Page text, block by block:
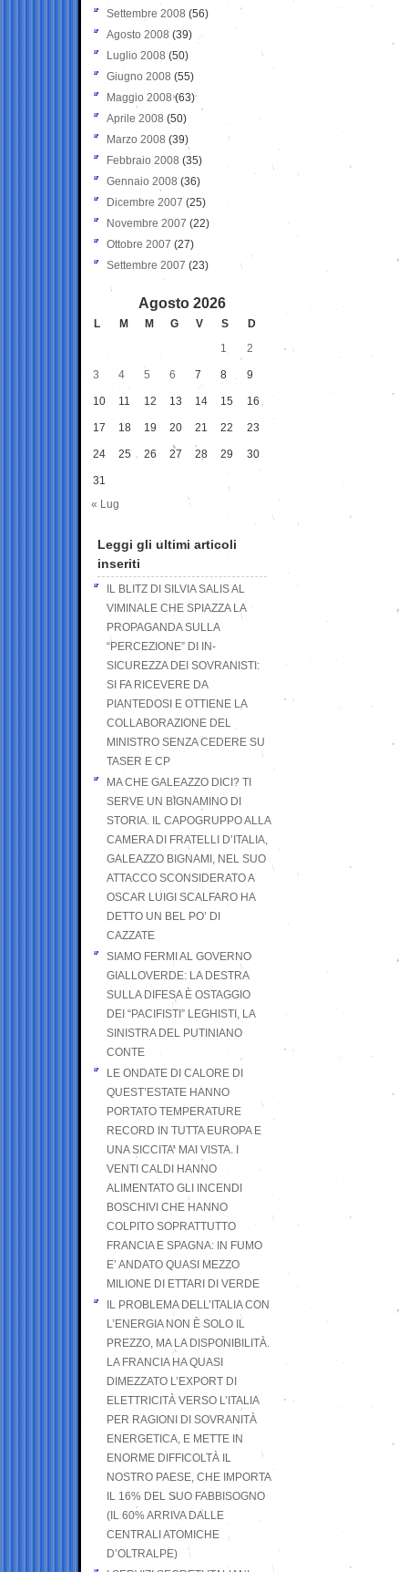
Settembre 2008 (56)
Agosto 2008 (39)
Luglio 2008 (50)
Giugno 2008 (55)
Maggio 2008(63)
Aprile 2008 (50)
Marzo 2008 (39)
Febbraio 2008 (35)
Gennaio 2008 (36)
Dicembre 2007 (25)
Novembre 2007 (22)
Ottobre 2007 (27)
Settembre 2007 (23)
Agosto 2026
L M M G V S
D
1
2
3 4 5 6 7 8 9
10 11 12 13 14 15 16
17 18 19 20 21 22 23
24 25 26 27 28 29 30
31
« Lug
Leggi gli ultimi articoli
inseriti
IL BLITZ DI SILVIA SALIS AL
VIMINALE CHE SPIAZZA LA
PROPAGANDA SULLA
“PERCEZIONE” DI IN-
SICUREZZA DEI SOVRANISTI:
SI FA RICEVERE DA
PIANTEDOSI E OTTIENE LA
COLLABORAZIONE DEL
MINISTRO SENZA CEDERE SU
TASER E CP
MA CHE GALEAZZO DICI? TI
SERVE UN BIGNAMINO DI
STORIA. IL CAPOGRUPPO ALLA
CAMERA DI FRATELLI D’ITALIA,
GALEAZZO BIGNAMI, NEL SUO
ATTACCO SCONSIDERATO A
OSCAR LUIGI SCALFARO HA
DETTO UN BEL PO’ DI
CAZZATE
SIAMO FERMI AL GOVERNO
GIALLOVERDE: LA DESTRA
SULLA DIFESA È OSTAGGIO
DEI “PACIFISTI” LEGHISTI, LA
SINISTRA DEL PUTINIANO
CONTE
LE ONDATE DI CALORE DI
QUEST’ESTATE HANNO
PORTATO TEMPERATURE
RECORD IN TUTTA EUROPA E
UNA SICCITA’ MAI VISTA. I
VENTI CALDI HANNO
ALIMENTATO GLI INCENDI
BOSCHIVI CHE HANNO
COLPITO SOPRATTUTTO
FRANCIA E SPAGNA: IN FUMO
E’ ANDATO QUASI MEZZO
MILIONE DI ETTARI DI VERDE
IL PROBLEMA DELL’ITALIA CON
L’ENERGIA NON È SOLO IL
PREZZO, MA LA DISPONIBILITÀ.
LA FRANCIA HA QUASI
DIMEZZATO L’EXPORT DI
ELETTRICITÀ VERSO L’ITALIA
PER RAGIONI DI SOVRANITÀ
ENERGETICA, E METTE IN
ENORME DIFFICOLTÀ IL
NOSTRO PAESE, CHE IMPORTA
IL 16% DEL SUO FABBISOGNO
(IL 60% ARRIVA DALLE
CENTRALI ATOMICHE
D’OLTRALPE)